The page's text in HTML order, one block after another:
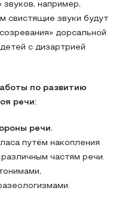
звуков, например,
свистящие звуки будут
дорсальной
с дизартрией
по развитию
речи:
речи.
путём накопления
частям речи.